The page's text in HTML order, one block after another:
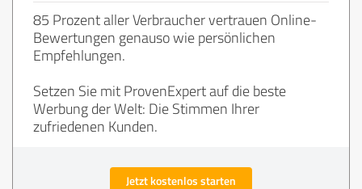
85 Prozent aller Verbraucher vertrauen Online-
Bewertungen genauso wie persönlichen
Empfehlungen.
Setzen Sie mit ProvenExpert auf die beste
Werbung der Welt: Die Stimmen Ihrer
zufriedenen Kunden.
Jetzt kostenlos starten